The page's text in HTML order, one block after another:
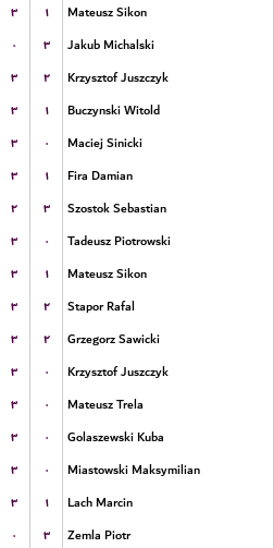
۳ ۱
Mateusz Sikon
۰ ۳
Jakub Michalski
۳ ۲
Krzysztof Juszczyk
۳ ۱
Buczynski Witold
۳ ۰
Maciej Sinicki
۳ ۱
Fira Damian
۲ ۳
Szostok Sebastian
۳ ۰
Tadeusz Piotrowski
۳ ۱
Mateusz Sikon
۳ ۲
Stapor Rafal
۳ ۲
Grzegorz Sawicki
۳ ۰
Krzysztof Juszczyk
۳ ۰
Mateusz Trela
۳ ۰
Golaszewski Kuba
۳ ۰
Miastowski Maksymilian
۳ ۱
Lach Marcin
۰ ۳
Zemla Piotr